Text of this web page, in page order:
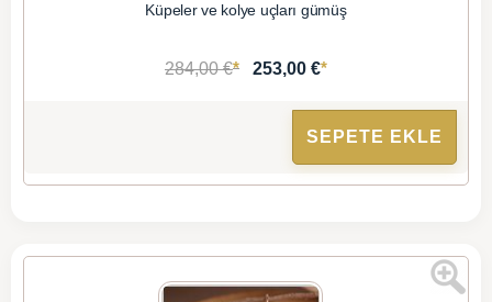
Küpeler ve kolye uçları gümüş
284,00 €* 253,00 €*
SEPETE EKLE